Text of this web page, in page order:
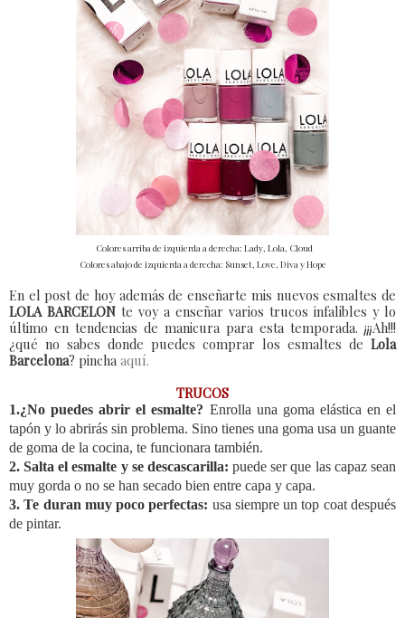
Colores arriba de izquierda a derecha: Lady, Lola, Cloud
Colores abajo de izquierda a derecha: Sunset, Love, Diva y Hope
En el post de hoy además de enseñarte mis nuevos esmaltes de
LOLA BARCELON te voy a enseñar varios trucos infalibles y lo
último en tendencias de manicura para esta temporada. ¡¡¡Ah!!!
¿qué no sabes donde puedes comprar los esmaltes de Lola
Barcelona? pincha aquí.
TRUCOS
1.¿No puedes abrir el esmalte? Enrolla una goma elástica en el
tapón y lo abrirás sin problema. Sino tienes una goma usa un guante
de goma de la cocina, te funcionara también.
2. Salta el esmalte y se descascarilla: puede ser que las capaz sean
muy gorda o no se han secado bien entre capa y capa.
3. Te duran muy poco perfectas: usa siempre un top coat después
de pintar.